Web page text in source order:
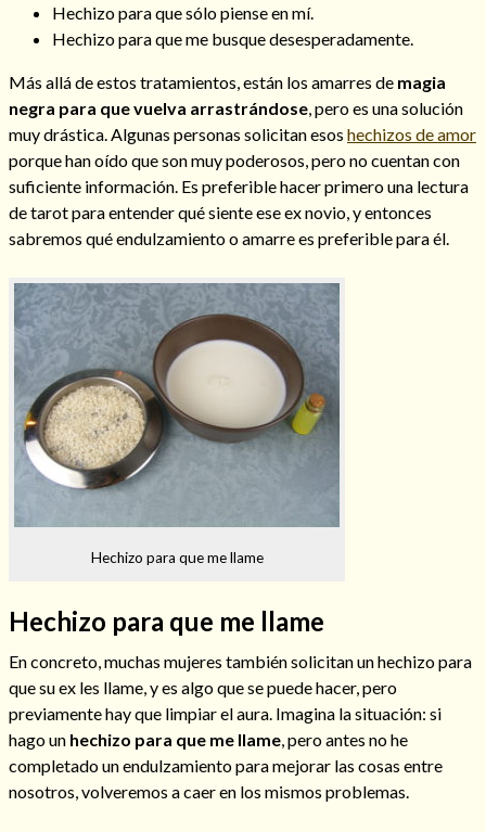
Consulta de tarot online
Hechizo de alejamiento
Tu consulta al tarot
Alejamiento
(208)
Amarres
Cartomancia
Cómo recuperar a mi ex
Hechizo para que sólo piense en mí.
Hechizo para que me busque desesperadamente.
Más allá de estos tratamientos, están los amarres de magia
negra para que vuelva arrastrándose, pero es una solución
muy drástica. Algunas personas solicitan esos hechizos de amor
porque han oído que son muy poderosos, pero no cuentan con
suficiente información. Es preferible hacer primero una lectura
de tarot para entender qué siente ese ex novio, y entonces
sabremos qué endulzamiento o amarre es preferible para él.
Hechizo para que me llame
Hechizo para que me llame
En concreto, muchas mujeres también solicitan un hechizo para
que su ex les llame, y es algo que se puede hacer, pero
previamente hay que limpiar el aura. Imagina la situación: si
hago un hechizo para que me llame , pero antes no he
completado un endulzamiento para mejorar las cosas entre
nosotros, volveremos a caer en los mismos problemas.